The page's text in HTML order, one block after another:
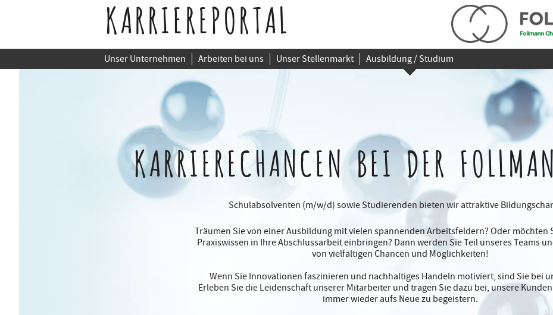
KARRIEREPORTAL
Unser Unternehmen Arbeiten bei uns Unser Stellenmarkt Ausbildung / Studium
KARRIERECHANCENBEI DER
Schulabsolventen (m/w/d) sowie Studierenden bieten wir attraktive
Träumen Sie von einer Ausbildung mit vielen spannenden Arbeitsfeldern? Oder möchten
Praxiswissen in Ihre Abschlussarbeit einbringen? Dann werden Sie Teil unseres Teams
von vielfältigen Chancen und Möglichkeiten!
Wenn Sie Innovationen faszinieren und nachhaltiges Handeln motiviert, sind Sie bei
Erleben Sie die Leidenschaft unserer Mitarbeiter und tragen Sie dazu bei, unsere
immer wieder aufs Neue zu begeistern.